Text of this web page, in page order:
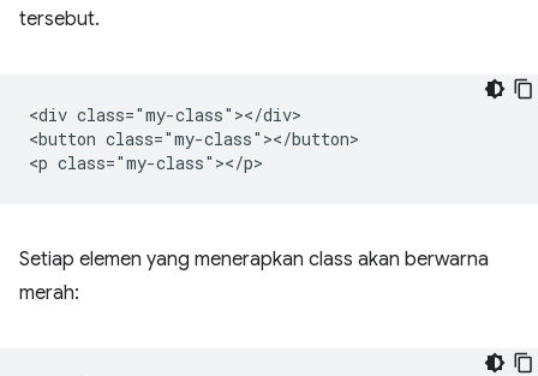
tersebut.
<div class="my-class"></div>
<button class="my-class"></button>
Setiap elemen yang menerapkan class akan berwarna
merah: